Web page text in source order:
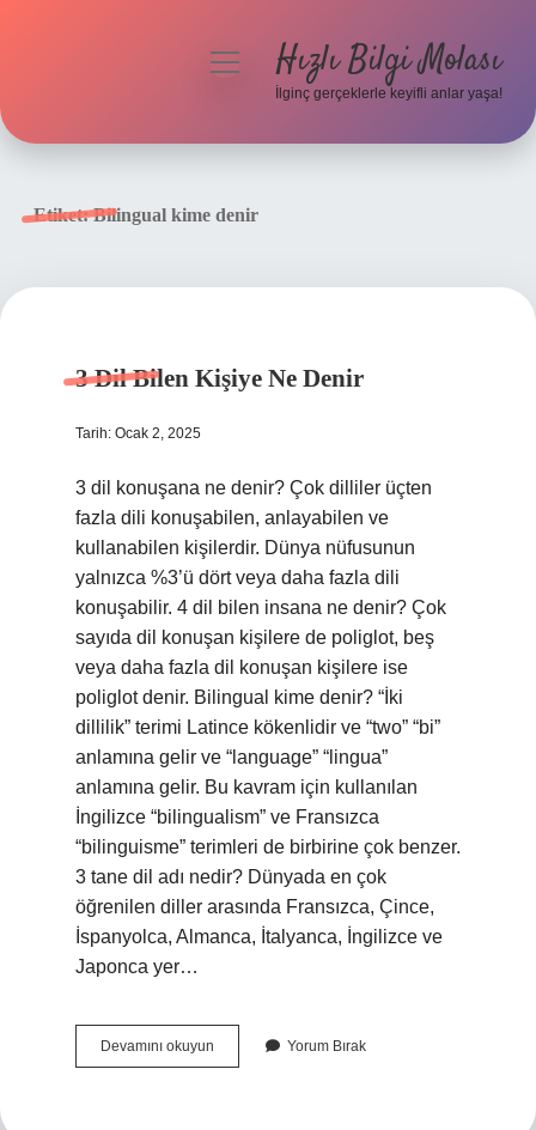
menüyüHızlı Bilgi Molası
İlginç gerçeklerle keyifli anlar yaşa!
Etiket:Bilingual kime denir
3 Dil Bilen Kişiye Ne Denir
Tarih: Ocak 2, 2025
3 dil konuşana ne denir? Çok dilliler üçten
fazla dili konuşabilen, anlayabilen ve
kullanabilen kişilerdir. Dünya nüfusunun
yalnızca %3’ü dört veya daha fazla dili
konuşabilir. 4 dil bilen insana ne denir? Çok
sayıda dil konuşan kişilere de poliglot, beş
veya daha fazla dil konuşan kişilere ise
poliglot denir. Bilingual kime denir? “İki
dillilik” terimi Latince kökenlidir ve “two” “bi”
anlamına gelir ve “language” “lingua”
anlamına gelir. Bu kavram için kullanılan
İngilizce “bilingualism” ve Fransızca
“bilinguisme” terimleri de birbirine çok benzer.
3 tane dil adı nedir? Dünyada en çok
öğrenilen diller arasında Fransızca, Çince,
İspanyolca, Almanca, İtalyanca, İngilizce ve
Japonca yer…
Devamını okuyun
Dil
Yorum Bırak